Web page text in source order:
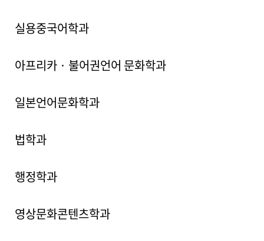
실용중국어학과
아프리카 · 불어권언어 문화학과
일본언어문화학과
법학과
행정학과
영상문화콘텐츠학과